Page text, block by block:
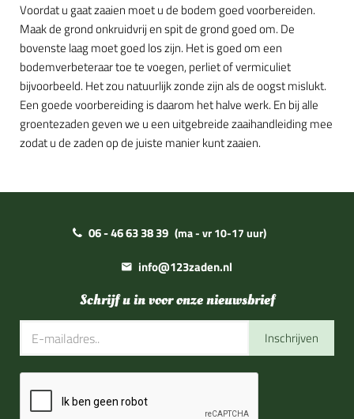
Voordat u gaat zaaien moet u de bodem goed voorbereiden.
Maak de grond onkruidvrij en spit de grond goed om. De
bovenste laag moet goed los zijn. Het is goed om een
bodemverbeteraar toe te voegen, perliet of vermiculiet
bijvoorbeeld. Het zou natuurlijk zonde zijn als de oogst mislukt.
Een goede voorbereiding is daarom het halve werk. En bij alle
groentezaden geven we u een uitgebreide zaaihandleiding mee
zodat u de zaden op de juiste manier kunt zaaien.
06 - 46 63 38 39 (ma - vr 10-17 uur)
info@123zaden.nl
Schrijf u in voor onze nieuwsbrief
Inschrijven